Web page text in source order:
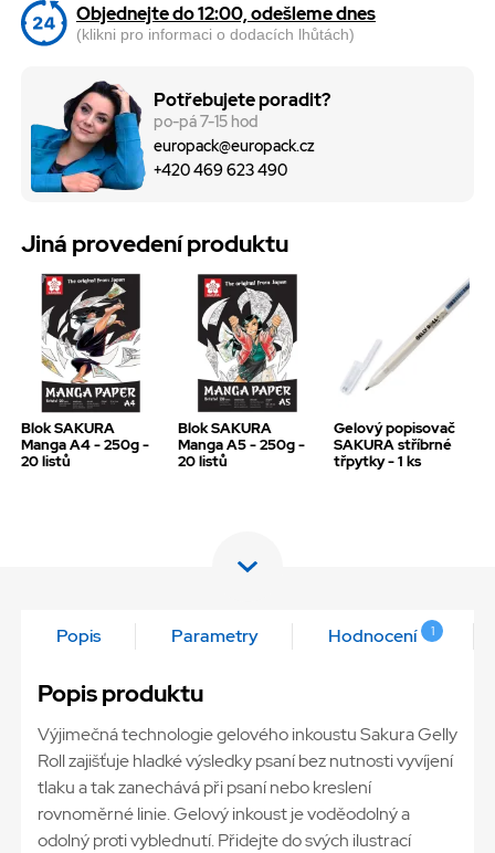
Objednejte do 12:00, odešleme dnes
(klikni pro informaci o dodacích lhůtách)
Potřebujete poradit?
po-pá 7-15 hod
europack@europack.cz
+420 469 623 490
Jiná provedení produktu
Blok SAKURA
Manga A4 - 250g -
20 listů
Blok SAKURA
Manga A5 - 250g -
20 listů
Gelový popisovač
SAKURA stříbrné
třpytky - 1 ks
Popis Parametry Hodnocení 1
Popis produktu
Výjimečná technologie gelového inkoustu Sakura Gelly
Roll zajišťuje hladké výsledky psaní bez nutnosti vyvíjení
tlaku a tak zanechává při psaní nebo kreslení
rovnoměrné linie. Gelový inkoust je voděodolný a
odolný proti vyblednutí. Přidejte do svých ilustrací